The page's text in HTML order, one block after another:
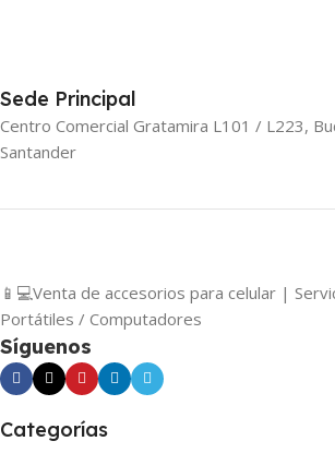
Sede Principal
Centro Comercial Gratamira L101 / L223,
Santander
📱💻Venta de accesorios para celular |
Portátiles / Computadores
Síguenos
Categorías